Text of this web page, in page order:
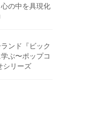
の中を具現化
ンド『ビック
ぶ〜ポップコ
シリーズ